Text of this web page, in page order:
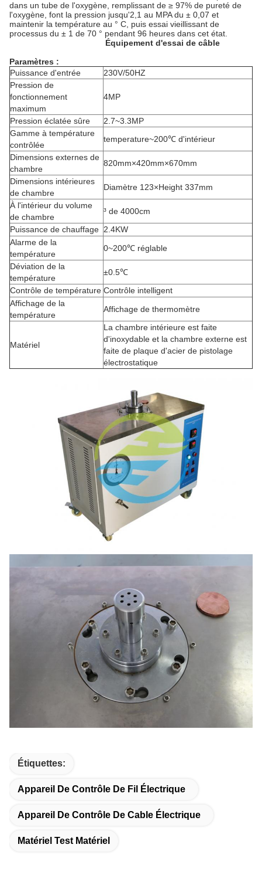
dans un tube de l'oxygène, remplissant de ≥ 97% de pureté de
l'oxygène, font la pression jusqu'2,1 au MPA du ± 0,07 et
maintenir la température au ° C, puis essai vieillissant de
processus du ± 1 de 70 ° pendant 96 heures dans cet état.
Équipement d'essai de câble
Paramètres :
Puissance d'entrée
230V/50HZ
Pression de
fonctionnement
maximum
4MP
Pression éclatée sûre
2.7~3.3MP
Gamme à température
contrôlée
temperature~200℃ d'intérieur
Dimensions externes de
chambre
820mm×420mm×670mm
Dimensions intérieures
de chambre
Diamètre 123×Height 337mm
À l'intérieur du volume
de chambre
³ de 4000cm
Puissance de chauffage 2.4KW
Alarme de la
température
0~200℃ réglable
Déviation de la
température
±0.5℃
Contrôle de température Contrôle intelligent
Affichage de la
température
Affichage de thermomètre
Matériel
La chambre intérieure est faite
d'inoxydable et la chambre externe est
faite de plaque d'acier de pistolage
électrostatique
Étiquettes:
Appareil De Contrôle De Fil Électrique
Appareil De Contrôle De Cable Électrique
Matériel Test Matériel